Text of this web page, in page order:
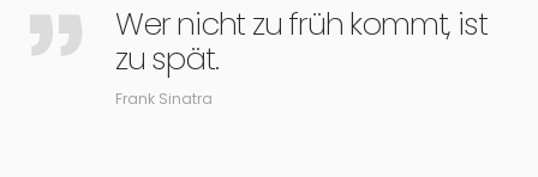
Wer nicht zu früh kommt, ist
zu spät.
Frank Sinatra